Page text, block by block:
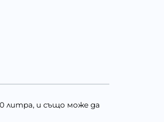
литра, и също може да